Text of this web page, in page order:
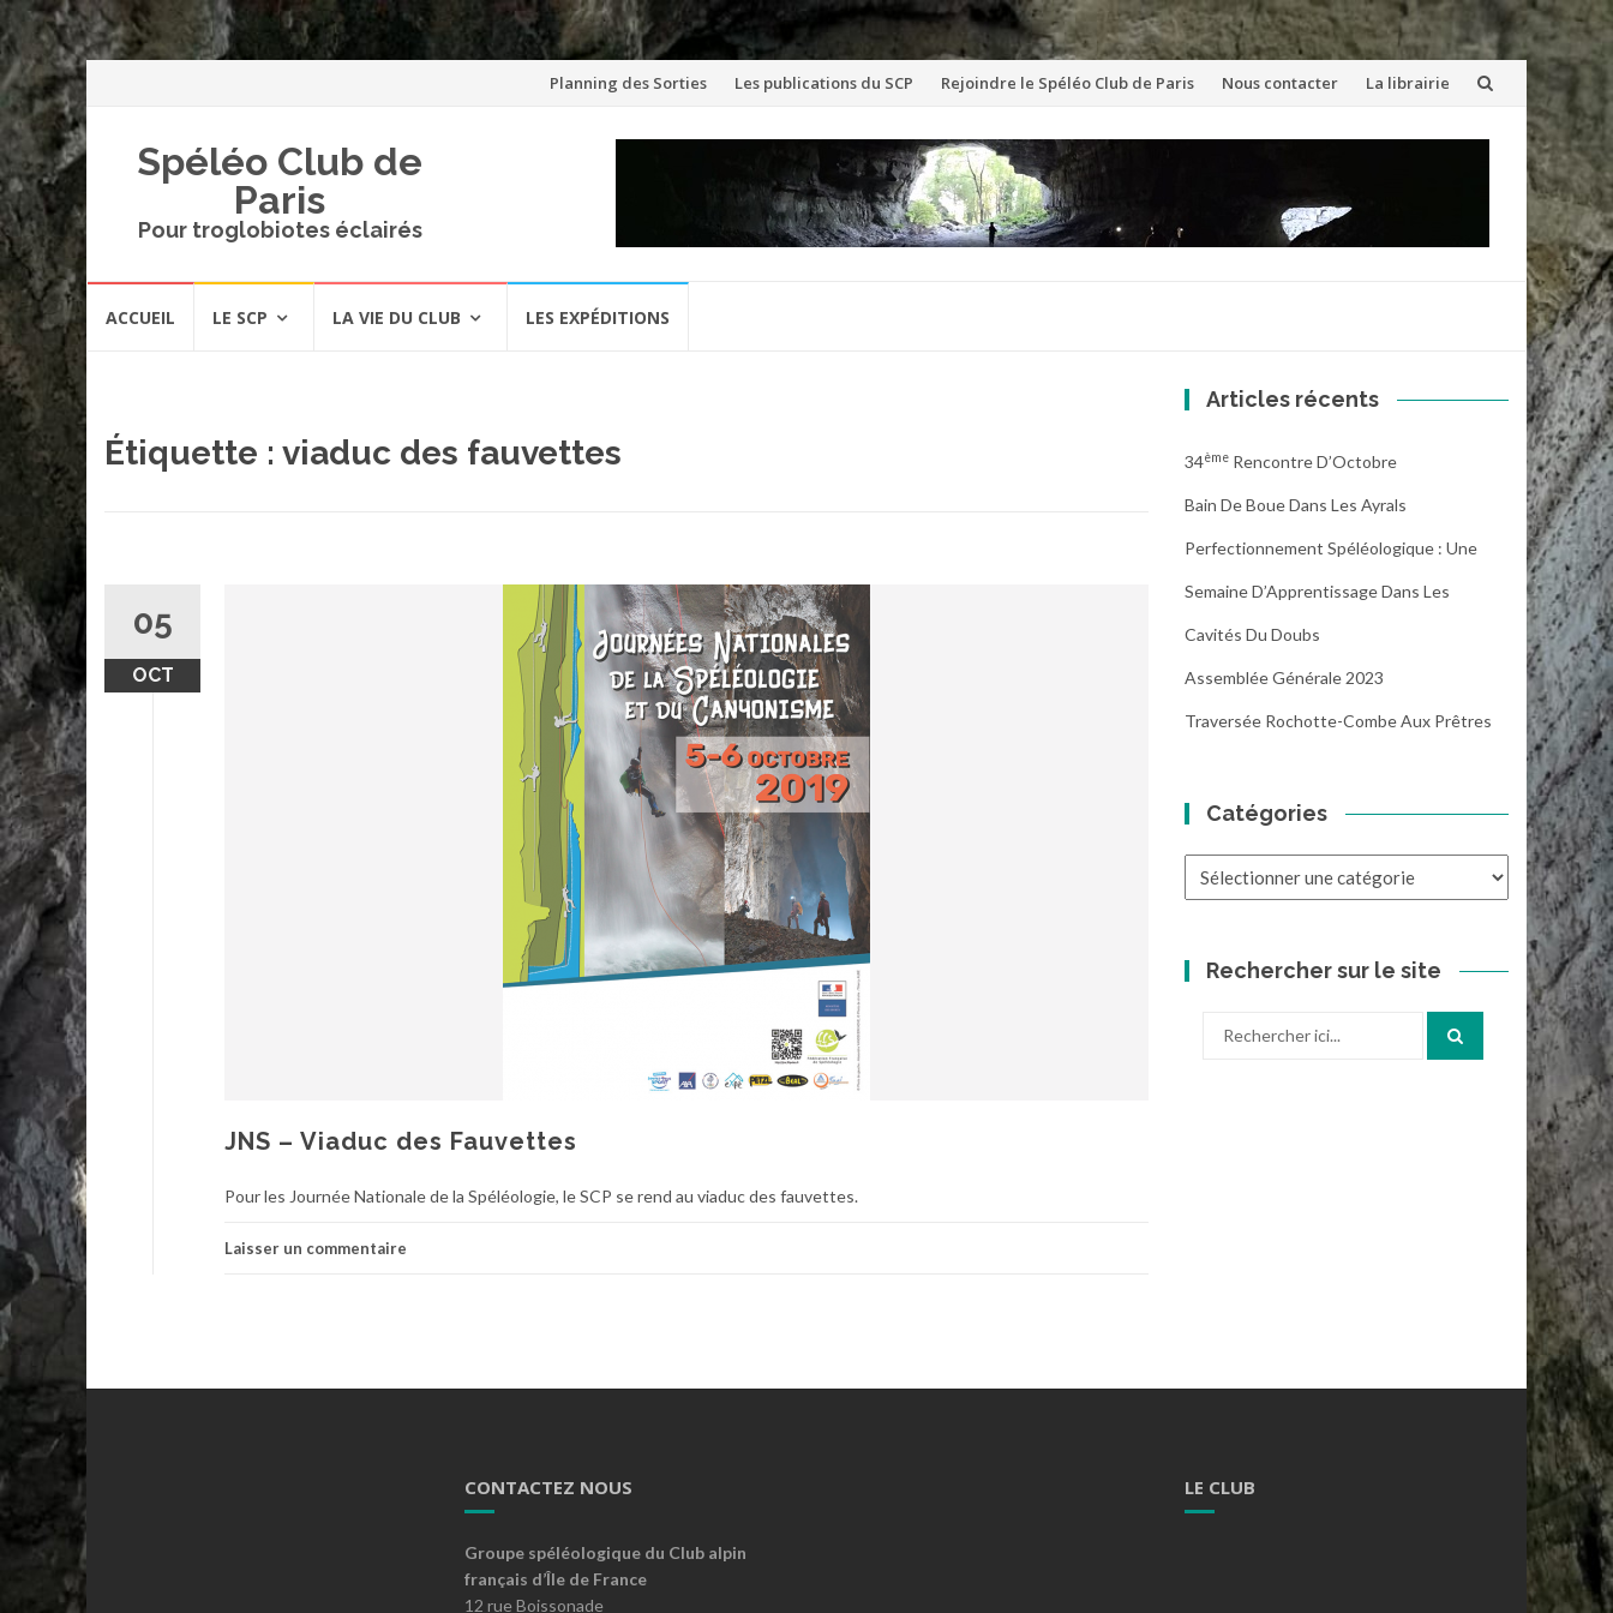
Aller
Planning des Sorties Les publications du SCP Rejoindre le Spéléo Club de Paris Nous contacter La librairie
Spéléo Club de
Paris
Pour troglobiotes éclairés
ACCUEIL LE SCP LA VIE DU CLUB LES EXPÉDITIONS
Étiquette : viaduc des fauvettes
05
OCT
JNS – Viaduc des Fauvettes
Pour les Journée Nationale de la Spéléologie, le SCP se rend au viaduc des fauvettes.
Laisser un commentaire
Articles récents
34Ème Rencontre D’Octobre
Bain De Boue Dans Les Ayrals
Perfectionnement Spéléologique : Une
Semaine D’Apprentissage Dans Les
Cavités Du Doubs
Assemblée Générale 2023
Traversée Rochotte-Combe Aux Prêtres
Catégories
Rechercher sur le site
CONTACTEZ NOUS
Groupe spéléologique du Club alpin
français d’Île de France
12 rue Boissonade
LE CLUB